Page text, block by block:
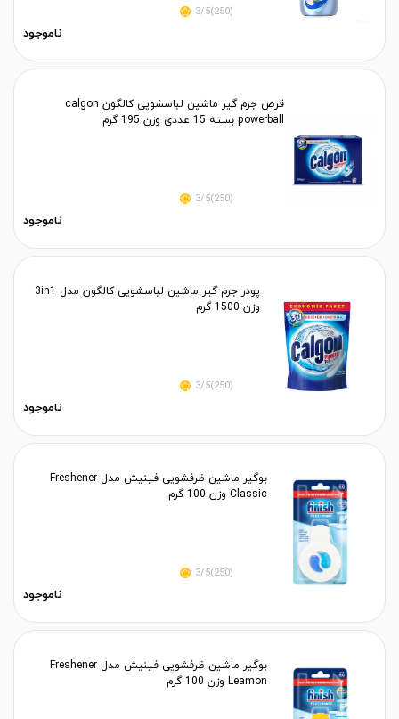
(250)3/5
ناموجود
قرص جرم گیر ماشین لباسشویی کالگون calgon
powerball بسته 15 عددی وزن 195 گرم
(250)3/5
ناموجود
پودر جرم گیر ماشین لباسشویی کالگون مدل 3in1
وزن 1500 گرم
(250)3/5
ناموجود
بوگیر ماشین ظرفشویی فینیش مدل Freshener
Classic وزن 100 گرم
(250)3/5
ناموجود
بوگیر ماشین ظرفشویی فینیش مدل Freshener
Leamon وزن 100 گرم